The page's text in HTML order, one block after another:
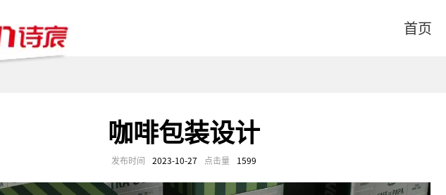
首页
咖啡包装设计
发布时间 2023-10-27 点击量 1599